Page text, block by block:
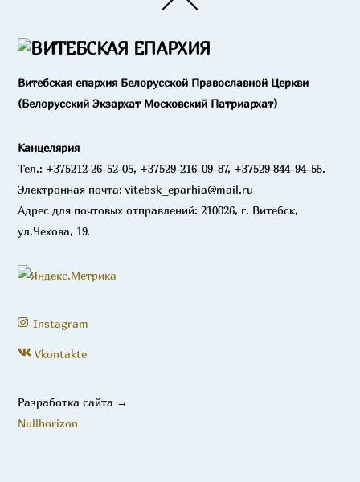
To
Витебская епархия Белорусской Православной Церкви
(Белорусский Экзархат Московский Патриархат)
Канцелярия
Тел.: +375212-26-52-05, +37529-216-09-87, +37529 844-94-55.
Электронная почта: vitebsk_eparhia@mail.ru
Адрес для почтовых отправлений: 210026, г. Витебск,
ул.Чехова, 19.
Instagram
Vkontakte
Разработка сайта →
Nullhorizon